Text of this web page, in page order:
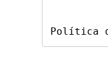
Política